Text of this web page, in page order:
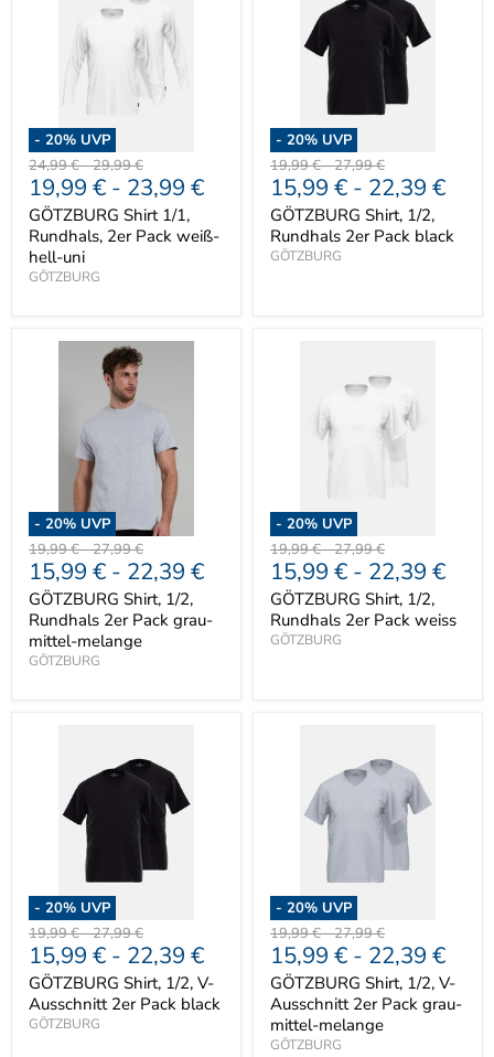
- 20% UVP
Ursprünglicher
Preis
24,99 €-Ursprünglicher
Preis
29,99 €
19,99 € - 23,99 €
GÖTZBURG Shirt 1/1,
Rundhals, 2er Pack weiß-
hell-uni
GÖTZBURG
- 20% UVP
Ursprünglicher
Preis
19,99 €-Ursprünglicher
Preis
27,99 €
15,99 € - 22,39 €
GÖTZBURG Shirt, 1/2,
Rundhals 2er Pack black
GÖTZBURG
- 20% UVP
Ursprünglicher
Preis
19,99 €-Ursprünglicher
Preis
27,99 €
15,99 € - 22,39 €
GÖTZBURG Shirt, 1/2,
Rundhals 2er Pack grau-
mittel-melange
GÖTZBURG
- 20% UVP
Ursprünglicher
Preis
19,99 €-Ursprünglicher
Preis
27,99 €
15,99 € - 22,39 €
GÖTZBURG Shirt, 1/2,
Rundhals 2er Pack weiss
GÖTZBURG
- 20% UVP
Ursprünglicher
Preis
19,99 €-Ursprünglicher
Preis
27,99 €
15,99 € - 22,39 €
GÖTZBURG Shirt, 1/2, V-
Ausschnitt 2er Pack black
GÖTZBURG
- 20% UVP
Ursprünglicher
Preis
19,99 €-Ursprünglicher
Preis
27,99 €
15,99 € - 22,39 €
GÖTZBURG Shirt, 1/2, V-
Ausschnitt 2er Pack grau-
mittel-melange
GÖTZBURG